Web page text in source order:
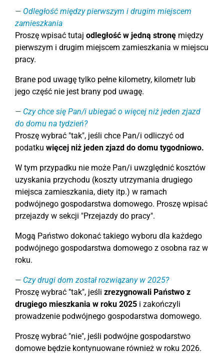
Odległość między pierwszym i drugim miejscem
zamieszkania
Proszę wpisać tutaj odległość w jedną stronę między
pierwszym i drugim miejscem zamieszkania w miejscu
pracy.
Brane pod uwagę tylko pełne kilometry, kilometr lub
jego część nie jest brany pod uwagę.
Czy chce się Pan/i ubiegać o więcej niż jeden zjazd
do domu na tydzień?
Proszę wybrać "tak", jeśli chce Pan/i odliczyć od
podatku więcej niż jeden zjazd do domu tygodniowo.
W tym przypadku nie może Pan/i uwzględnić kosztów
uzyskania przychodu (koszty utrzymania drugiego
miejsca zamieszkania, diety itp.) w ramach
podwójnego gospodarstwa domowego. Proszę wpisać
przejazdy w sekcji "Przejazdy do pracy".
Mogą Państwo dokonać takiego wyboru dla każdego
podwójnego gospodarstwa domowego z osobna raz w
roku.
Czy drugi dom został rozwiązany w 2025?
Proszę wybrać "tak", jeśli zrezygnowali Państwo z
drugiego mieszkania w roku 2025 i zakończyli
prowadzenie podwójnego gospodarstwa domowego.
Proszę wybrać "nie", jeśli podwójne gospodarstwo
domowe będzie kontynuowane również w roku 2026.